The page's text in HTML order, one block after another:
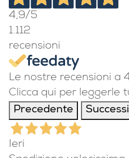
4,9/5
1.112
recensioni
Le nostre recensioni a
Clicca qui per leggerle
Precedente
Ieri